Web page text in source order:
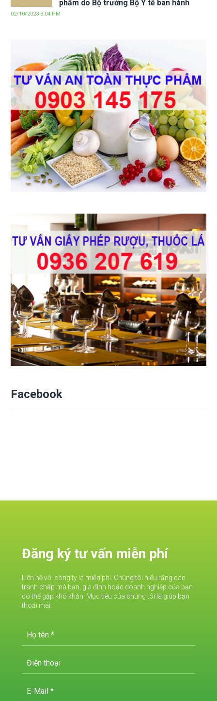
phẩm do Bộ trưởng Bộ Y tế ban hành
02/10/2023 3:04 PM
Facebook
Đăng ký tư vấn miễn phí
Liên hệ với công ty là miễn phí. Chúng tôi hiểu rằng các
tranh chấp mà bạn, gia đình hoặc doanh nghiệp của bạn
có thể gặp khó khăn. Mục tiêu của chúng tôi là giúp bạn
thoải mái.